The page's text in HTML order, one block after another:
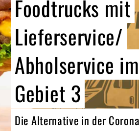
Foodtrucks mit
Lieferservice/
Abholservice
Gebiet 3
Die Alternative in der